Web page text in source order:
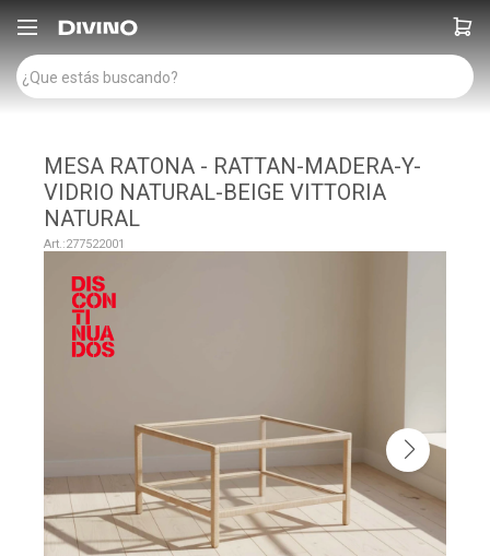

MESA RATONA - RATTAN-MADERA-Y-
VIDRIO NATURAL-BEIGE VITTORIA
NATURAL
277522001